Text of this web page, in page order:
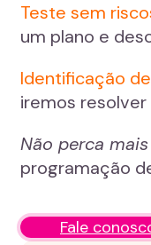
Teste sem
um plano e
Identificação
iremos
Não perca
programação
Fale